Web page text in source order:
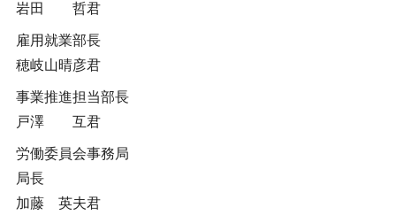
岩田 哲君
雇用就業部長
穂岐山晴彦君
事業推進担当部長
戸澤 互君
労働委員会事務局
局長
加藤 英夫君